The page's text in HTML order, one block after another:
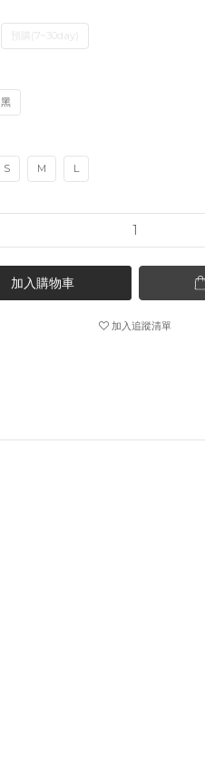
預購(7~30day)
黑
S M L
加入購物車
加入追蹤清單